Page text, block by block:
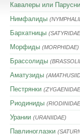
Кавалеры или
Нимфалиды
Бархатницы
Морфиды (MORPHIDAE)
Брассолиды
Аматузиды
Пестрянки
Риодиниды
Урании (URANIIDAE)
Павлиноглазки